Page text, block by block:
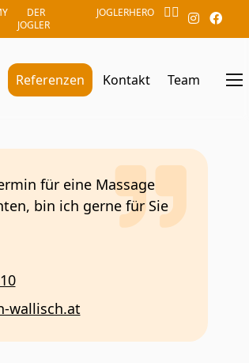
DER
JOGLER
JOGLERHERO
Referenzen Kontakt Team
für eine Massage
bin ich gerne für Sie
wallisch.at